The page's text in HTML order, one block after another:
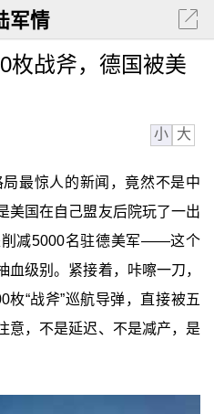
军情
枚战斧，德国被美
小 大
最惊人的新闻，竟然不是中
美国在自己盟友后院玩了一出
削减5000名驻德美军——这个
级别。紧接着，咔嚓一刀，
“战斧”巡航导弹，直接被五
意，不是延迟、不是减产，是